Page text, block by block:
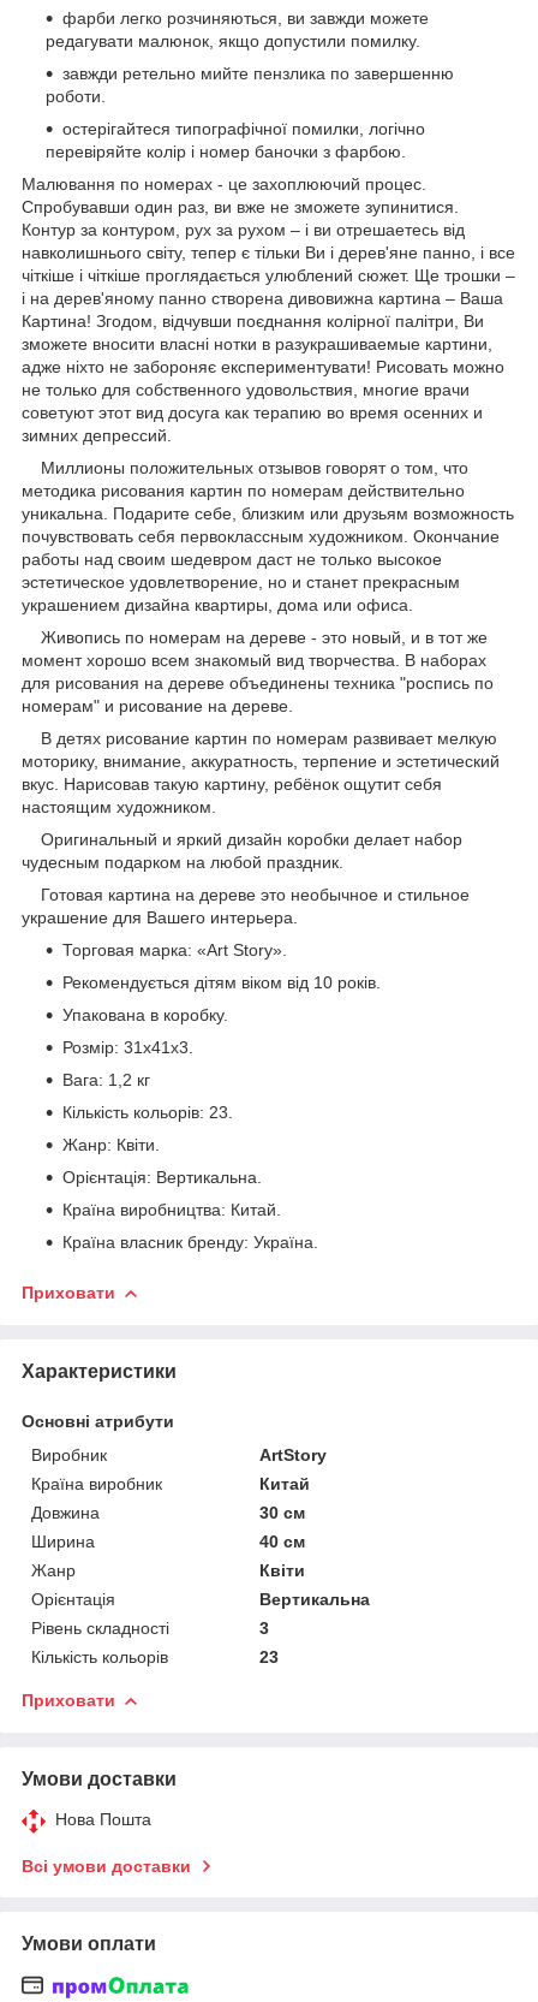
фарби легко розчиняються, ви завжди можете
редагувати малюнок, якщо допустили помилку.
завжди ретельно мийте пензлика по завершенню
роботи.
остерігайтеся типографічної помилки, логічно
перевіряйте колір і номер баночки з фарбою.
Малювання по номерах - це захоплюючий процес.
Спробувавши один раз, ви вже не зможете зупинитися.
Контур за контуром, рух за рухом – і ви отрешаетесь від
навколишнього світу, тепер є тільки Ви і дерев'яне панно, і все
чіткіше і чіткіше проглядається улюблений сюжет. Ще трошки –
і на дерев'яному панно створена дивовижна картина – Ваша
Картина! Згодом, відчувши поєднання колірної палітри, Ви
зможете вносити власні нотки в разукрашиваемые картини,
адже ніхто не забороняє експериментувати! Рисовать можно
не только для собственного удовольствия, многие врачи
советуют этот вид досуга как терапию во время осенних и
зимних депрессий.
Миллионы положительных отзывов говорят о том, что
методика рисования картин по номерам действительно
уникальна. Подарите себе, близким или друзьям возможность
почувствовать себя первоклассным художником. Окончание
работы над своим шедевром даст не только высокое
эстетическое удовлетворение, но и станет прекрасным
украшением дизайна квартиры, дома или офиса.
Живопись по номерам на дереве - это новый, и в тот же
момент хорошо всем знакомый вид творчества. В наборах
для рисования на дереве объединены техника "роспись по
номерам" и рисование на дереве.
В детях рисование картин по номерам развивает мелкую
моторику, внимание, аккуратность, терпение и эстетический
вкус. Нарисовав такую картину, ребёнок ощутит себя
настоящим художником.
Оригинальный и яркий дизайн коробки делает набор
чудесным подарком на любой праздник.
Готовая картина на дереве это необычное и стильное
украшение для Вашего интерьера.
Торговая марка: «Art Story».
Рекомендується дітям віком від 10 років.
Упакована в коробку.
Розмір: 31х41х3.
Вага: 1,2 кг
Кількість кольорів: 23.
Жанр: Квіти.
Орієнтація: Вертикальна.
Країна виробництва: Китай.
Країна власник бренду: Україна.
Приховати
Характеристики
Основні атрибути
Виробник
ArtStory
Країна виробник
Китай
Довжина
30 см
Ширина
40 см
Жанр
Квіти
Орієнтація
Вертикальна
Рівень складності
3
Кількість кольорів
23
Приховати
Умови доставки
Нова Пошта
Всі умови доставки
Умови оплати